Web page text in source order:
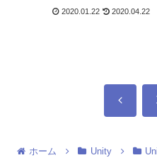
「Cube」で立方体を作成しま
2020.01.22 2020.04.22
前
ホーム Unity